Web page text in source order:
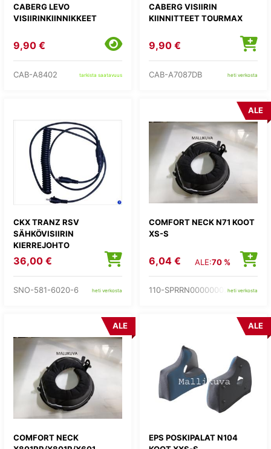
CABERG LEVO
VISIIRINKIINNIKKEET
9,90 €
CAB-A8402 tarkista saatavuus
CABERG VISIIRIN
KIINNITTEET TOURMAX
9,90 €
CAB-A7087DB heti verkosta
CKX TRANZ RSV
SÄHKÖVISIIRIN
KIERREJOHTO
36,00 €
SNO-581-6020-6 heti verkosta
COMFORT NECK N71 KOOT
XS-S
ALE
6,04 € ALE:70 %
110-SPRRN00000002heti verkosta
COMFORT NECK
ALE
EPS POSKIPALAT N104
ALE